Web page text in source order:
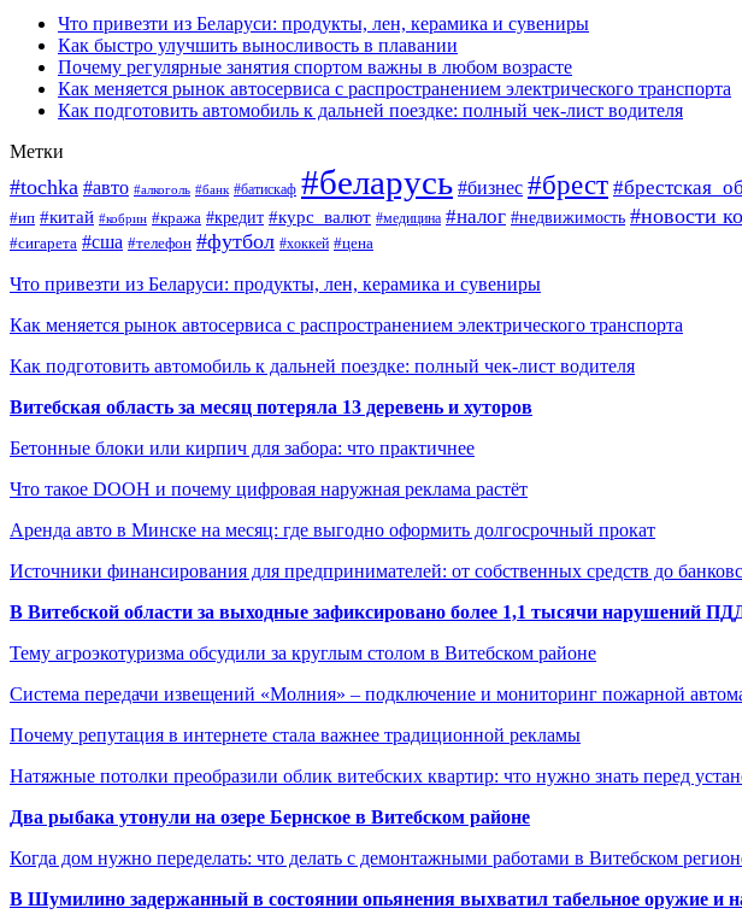
Что привезти из Беларуси: продукты, лен, керамика и сувениры
Как быстро улучшить выносливость в плавании
Почему регулярные занятия спортом важны в любом возрасте
Как меняется рынок автосервиса с распространением электрического транспорта
Как подготовить автомобиль к дальней поездке: полный чек-лист водителя
Метки
#tochka #авто #алкоголь #банк #батискаф #беларусь #бизнес #брест
#ип #китай #кобрин #кража #кредит #курс_валют #медицина #налог #недвижимость #новости
#сигарета #сша #телефон #футбол #хоккей #цена
Что привезти из Беларуси: продукты, лен, керамика и сувениры
Как меняется рынок автосервиса с распространением электрического транспорта
Как подготовить автомобиль к дальней поездке: полный чек-лист водителя
Витебская область за месяц потеряла 13 деревень и хуторов
Бетонные блоки или кирпич для забора: что практичнее
Что такое DOOH и почему цифровая наружная реклама растёт
Аренда авто в Минске на месяц: где выгодно оформить долгосрочный прокат
Источники финансирования для предпринимателей: от собственных средств до
В Витебской области за выходные зафиксировано более 1,1 тысячи нарушений
Тему агроэкотуризма обсудили за круглым столом в Витебском районе
Система передачи извещений «Молния» – подключение и мониторинг пожарной
Почему репутация в интернете стала важнее традиционной рекламы
Натяжные потолки преобразили облик витебских квартир: что нужно знать перед
Два рыбака утонули на озере Бернское в Витебском районе
Когда дом нужно переделать: что делать с демонтажными работами в Витебском
В Шумилино задержанный в состоянии опьянения выхватил табельное оружие и